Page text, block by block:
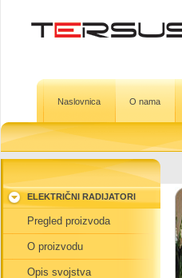
Naslovnica O nama
ELEKTRIČNI RADIJATORI
Pregled proizvoda
O proizvodu
Opis svojstva